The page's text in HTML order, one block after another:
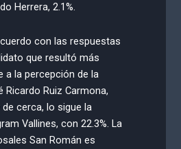
Herrera, 2.1%.
con las respuestas
que resultó más
la percepción de la
Ricardo Ruiz Carmona,
de cerca, lo sigue la
Vallines, con 22.3%. La
San Román es